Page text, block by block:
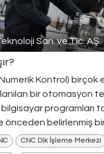
San. ve Tic. AŞ.
Kontrol) birçok
bir otomasyon
programları
belirlenmiş bir
CNC Dik İşleme Merkezi